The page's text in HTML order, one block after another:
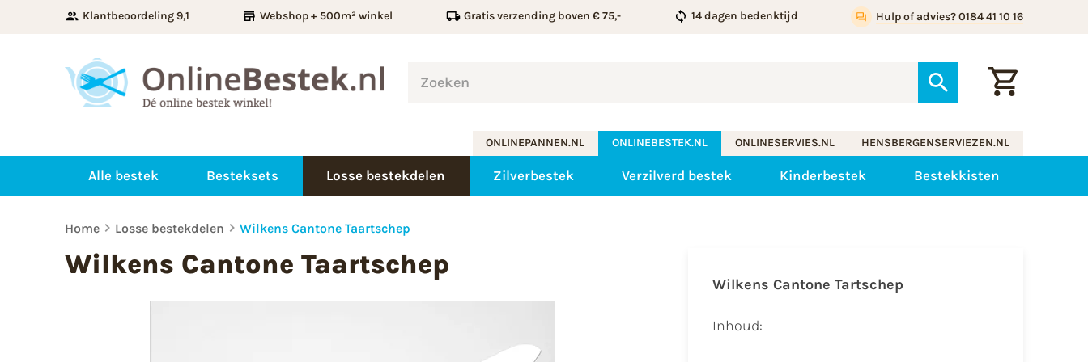
Klantbeoordeling 9,1 Webshop + 500m² winkel Gratis verzending boven € 75,- 14 dagen bedenktijd Hulp of advies? 0184 41 10 16
ONLINEPANNEN.NL ONLINEBESTEK.NL ONLINESERVIES.NL HENSBERGENSERVIEZEN.NL
Alle bestek Besteksets Losse bestekdelen Zilverbestek Verzilverd bestek Kinderbestek Bestekkisten
Home Losse bestekdelen Wilkens Cantone Taartschep
Wilkens Cantone Taartschep
Wilkens Cantone Tartschep
Inhoud: